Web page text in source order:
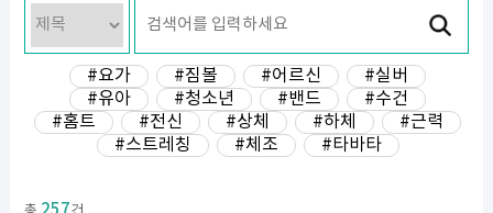
#요가 #짐볼 #어르신
#실버
#유아
#청소년 #밴드
#수건
#홈트
#전신 #상체 #하체
#근력
#스트레칭
#체조 #타바타